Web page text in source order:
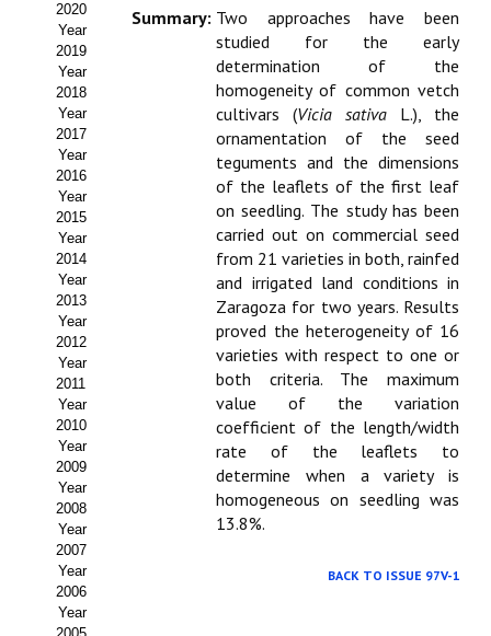
REVISTA ITEA
Presentación ITEA
Equipo Editorial
Leer revista ITEA
Directrices para autores/as
Políticas Editoriales
Propuesta Volumen Especial
Sello Calidad FECYT
Premio Prensa Agraria
Buscador de Artículos
JORNADAS AIDA
Presentación Jornadas
Comunicaciones
Jornadas PAM 2026
2020
Year
2019
Year
2018
Year
2017
Year
2016
Year
2015
Year
2014
Year
2013
Year
2012
Year
2011
Year
2010
Year
2009
Year
2008
Year
2007
Year
2006
Year
Summary: Two approaches have been
studied for the early
determination of the
homogeneity of common vetch
cultivars (Vicia sativa L.), the
ornamentation of the seed
teguments and the dimensions
of the leaflets of the first leaf
on seedling. The study has been
carried out on commercial seed
from 21 varieties in both, rainfed
and irrigated land conditions in
Zaragoza for two years. Results
proved the heterogeneity of 16
varieties with respect to one or
both criteria. The maximum
value of the variation
coefficient of the length/width
rate of the leaflets to
determine when a variety is
homogeneous on seedling was
13.8%.
BACK TO ISSUE 97V-1